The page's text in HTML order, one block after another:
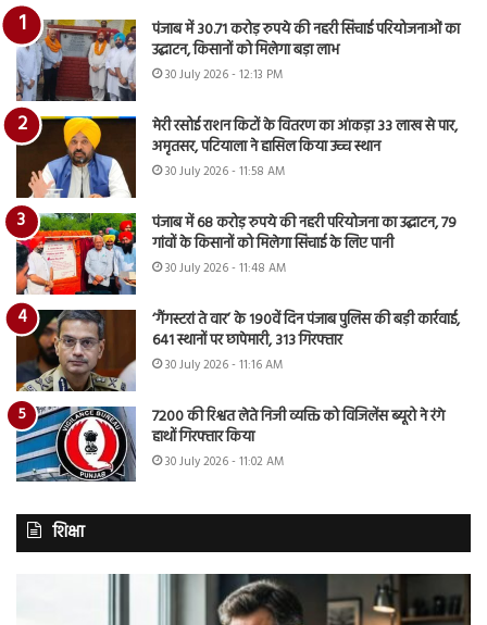
पंजाब में 30.71 करोड़ रुपये की नहरी सिंचाई परियोजनाओं का
उद्घाटन, किसानों को मिलेगा बड़ा लाभ
30 July 2026 - 12:13 PM
मेरी रसोई राशन किटों के वितरण का आंकड़ा 33 लाख से पार,
अमृतसर, पटियाला ने हासिल किया उच्च स्थान
30 July 2026 - 11:58 AM
पंजाब में 68 करोड़ रुपये की नहरी परियोजना का उद्घाटन, 79
गांवों के किसानों को मिलेगा सिंचाई के लिए पानी
30 July 2026 - 11:48 AM
‘गैंगस्टरां ते वार’ के 190वें दिन पंजाब पुलिस की बड़ी कार्रवाई,
641 स्थानों पर छापेमारी, 313 गिरफ्तार
30 July 2026 - 11:16 AM
7200 की रिश्वत लेते निजी व्यक्ति को विजिलेंस ब्यूरो ने रंगे
हाथों गिरफ्तार किया
30 July 2026 - 11:02 AM
शिक्षा